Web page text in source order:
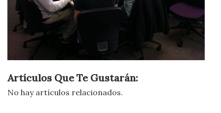
Artículos Que Te Gustarán:
No hay artículos relacionados.